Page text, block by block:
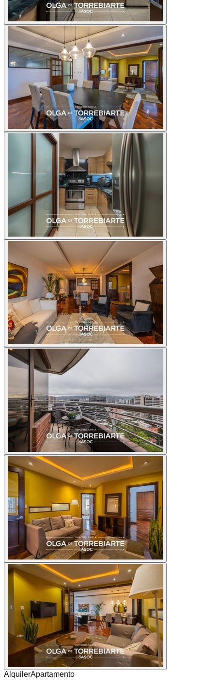
AlquilerApartamento